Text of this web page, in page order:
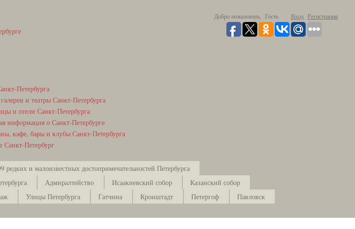
Добро пожаловать, Гость Вход Регистрация
Петербурга
и театры Санкт-Петербурга
и отели Санкт-Петербурга
информация о Санкт-Петербурге
кафе, бары и клубы Санкт-Петербурга
Санкт-Петербург
редких и малоизвестных достопримечательностей Петербурга
Адмиралтейство Исаакиевский собор
Казанский собор
Улицы Петербурга Гатчина Кронштадт Петергоф
Павловск